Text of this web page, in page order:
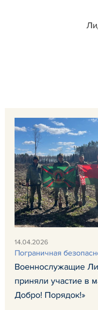
14.04.2026
Пограничная
Военнослужащие
приняли участие в
Добро! Порядок!»